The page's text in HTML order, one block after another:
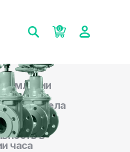
0
на сайте,
отдела
в
часа